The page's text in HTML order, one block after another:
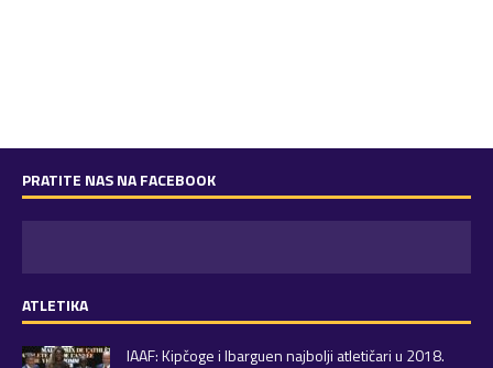
PRATITE NAS NA FACEBOOK
ATLETIKA
IAAF: Kipčoge i Ibarguen najbolji atletičari u 2018.